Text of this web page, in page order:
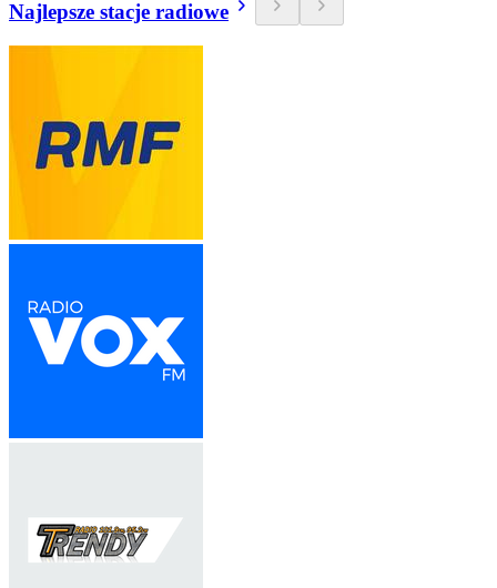
Najlepsze stacje radiowe